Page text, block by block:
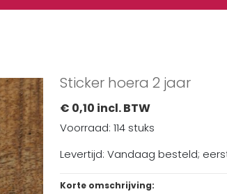
Sticker hoera 2 jaar
€ 0,10 incl. BTW
Voorraad: 114 stuks
Levertijd: Vandaag besteld;
Korte omschrijving: